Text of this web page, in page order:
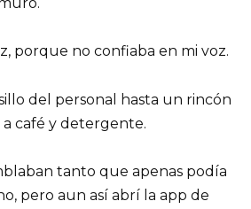
porque no confiaba en mi voz.
del personal hasta un rincón
café y detergente.
tanto que apenas podía
pero aun así abrí la app de